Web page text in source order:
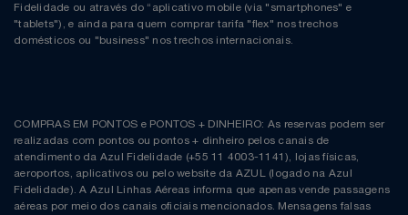
Fidelidade ou através do “aplicativo mobile (via "smartphones" e
"tablets"), e ainda para quem comprar tarifa "flex" nos trechos
domésticos ou "business" nos trechos internacionais.
COMPRAS EM PONTOS e PONTOS + DINHEIRO: As reservas podem ser
realizadas com pontos ou pontos + dinheiro pelos canais de
atendimento da Azul Fidelidade (+55 11 4003-1141), lojas físicas,
aeroportos, aplicativos ou pelo website da AZUL (logado na Azul
Fidelidade). A Azul Linhas Aéreas informa que apenas vende passagens
aéreas por meio dos canais oficiais mencionados. Mensagens falsas